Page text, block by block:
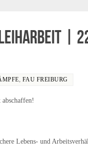
|
, FAU FREIBURG
Lebens- und